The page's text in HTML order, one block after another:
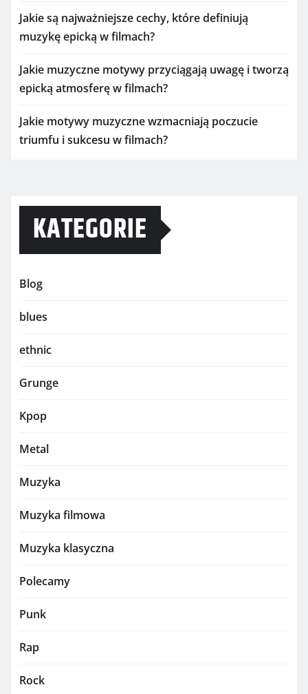
Jakie są najważniejsze cechy, które definiują
muzykę epicką w filmach?
Jakie muzyczne motywy przyciągają uwagę i tworzą
epicką atmosferę w filmach?
Jakie motywy muzyczne wzmacniają poczucie
triumfu i sukcesu w filmach?
KATEGORIE
Blog
blues
ethnic
Grunge
Kpop
Metal
Muzyka
Muzyka filmowa
Muzyka klasyczna
Polecamy
Punk
Rap
Rock